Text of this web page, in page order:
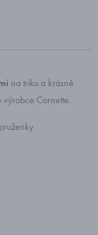
na triku a krásně
výrobce Cornette.